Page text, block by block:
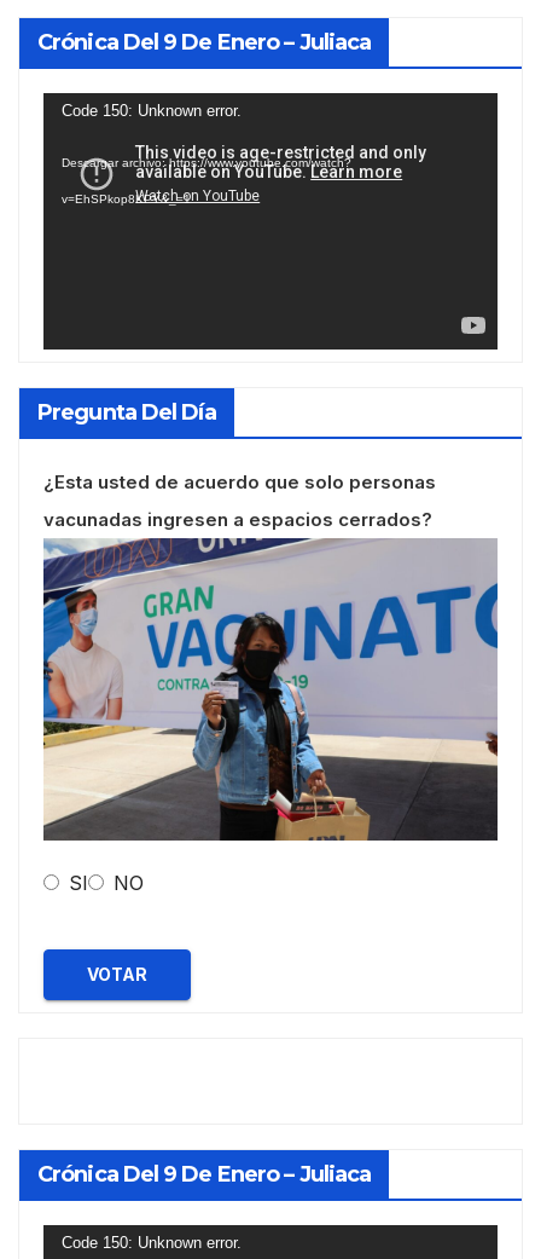
Crónica Del 9 De Enero – Juliaca
Reproductor
vídeo
Code 150: Unknown error.
Descargar archivo: https://www.youtube.com/watch?
v=EhSPkop8KPY&_=1
Pregunta Del Día
¿Esta usted de acuerdo que solo personas
vacunadas ingresen a espacios cerrados?
SI NO
VOTAR
Crónica Del 9 De Enero – Juliaca
Reproductor
Code 150: Unknown error.